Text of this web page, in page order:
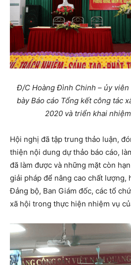
Đ/C Hoàng Đình Chinh – ủy
bày Báo cáo Tổng kếtcông tác
2020 và triển khai
Hội nghị đã tập trung thảo luận,
thiện nội dung dự thảo báo cáo,
đã làm được và những mặt còn
giải pháp để nâng cao chất lượng,
Đảng bộ, Ban Giám đốc, các tổ
xã hội trong thực hiện nhiệm vụ